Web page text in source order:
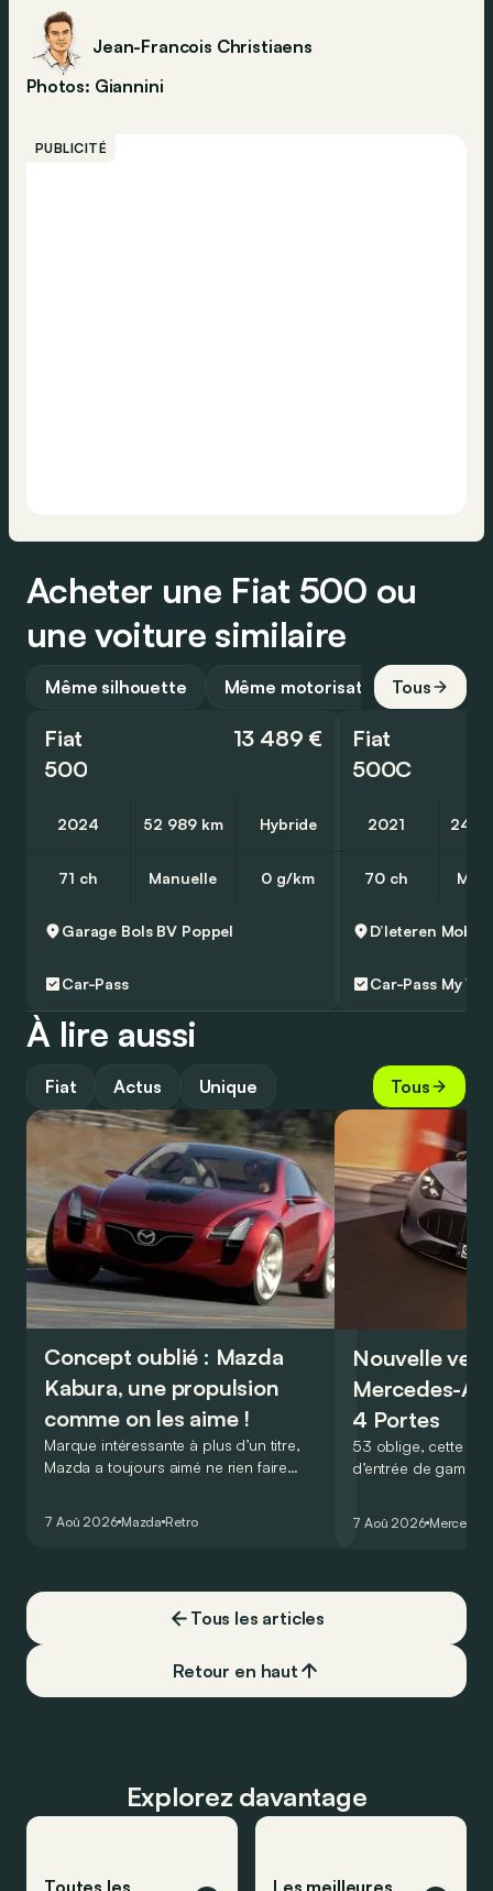
Jean-Francois Christiaens
Photos: Giannini
PUBLICITÉ
Acheter une Fiat 500 ou
une voiture similaire
Même silhouette Même motorisation Tous
Fiat
500
13 489 €
2024 52 989 km Hybride
71 ch Manuelle 0 g/km
Garage Bols BV Poppel
Car-Pass
Fiat
500C
2021 24
70 ch
Car-Pass My
À lire aussi
Fiat Actus Unique Tous
Concept oublié : Mazda
Kabura, une propulsion
comme on les aime !
Marque intéressante à plus d’un titre,
Mazda a toujours aimé ne rien faire
de la plus belle des manières…
7 Aoû 2026 Mazda Retro
Nouvelle
Mercedes-
4 Portes
53 oblige, cette
d’entrée de
moins…
7 Aoû 2026 Mercedes
Tous les articles
Retour en haut
Explorez davantage